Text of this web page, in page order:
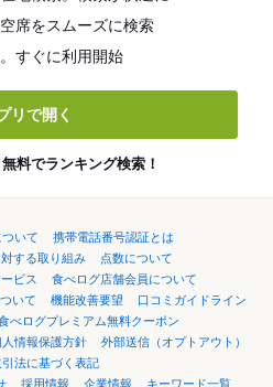
席をスムーズに検索
すぐに利用開始
リで開く
料でランキング検索！
いて
携帯電話番号認証とは
する取り組み
点数について
ビス
食べログ店舗会員について
いて
機能改善要望
口コミガイドライン
べログプレミアム無料クーポン
人情報保護方針
外部送信（オプトアウト）
法に基づく表記
採用情報 企業情報 キーワード一覧